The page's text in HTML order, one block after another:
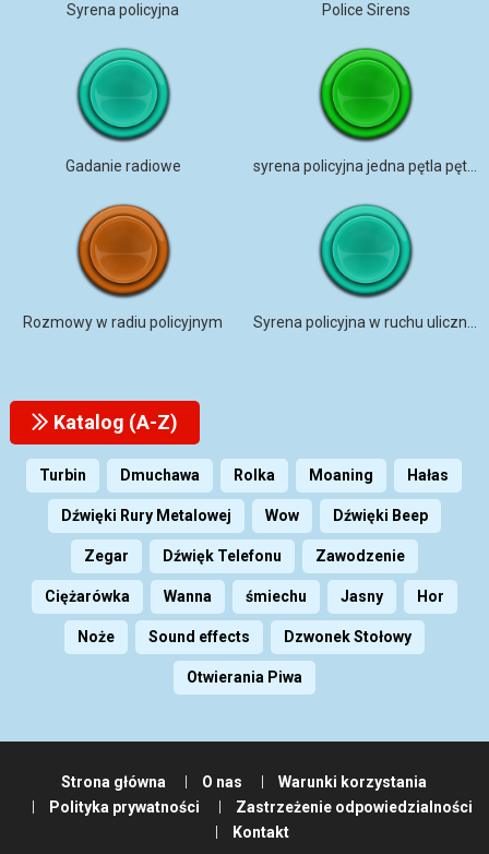
Syrena policyjna Police Sirens
Gadanie radiowe syrena policyjna jedna pętla pętla zdolna
Rozmowy w radiu policyjnym
Katalog (A-Z)
Turbin Dmuchawa Rolka Moaning Hałas
Dźwięki Rury Metalowej Wow Dźwięki Beep
Zegar Dźwięk Telefonu Zawodzenie
Ciężarówka Wanna śmiechu Jasny Hor
Noże Sound effects Dzwonek Stołowy
Otwierania Piwa
Strona główna O nas
Warunki korzystania
Polityka prywatności
Zastrzeżenie odpowiedzialności
Kontakt